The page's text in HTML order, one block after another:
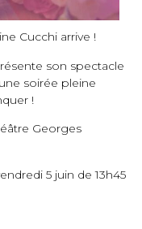
Cucchi arrive !
son spectacle
soirée pleine
!
Georges
5 juin de 13h45